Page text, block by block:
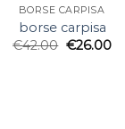
BORSE CARPISA
borse carpisa
€42.00 €26.00